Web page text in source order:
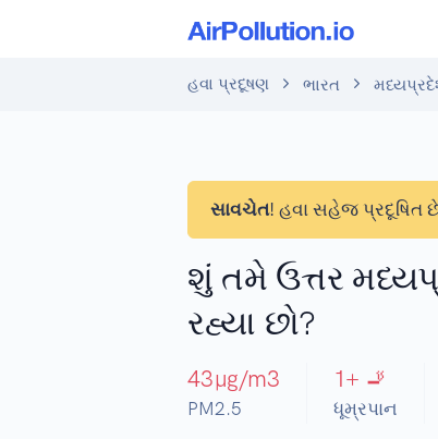
હવા પ્રદૂષણ ભારત
સાવચેત! હવા સહેજ પ્રદૂષિત
શું તમે ઉત્તર
રહ્યા છો?
43µg/m3
PM2.5
1+ 🚬
ધૂમ્રપાન